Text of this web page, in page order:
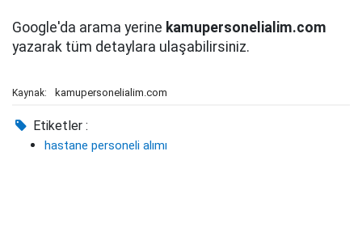
Google'da arama yerine kamupersonelialim.com
yazarak tüm detaylara ulaşabilirsiniz.
Kaynak: kamupersonelialim.com
Etiketler :
hastane personeli alımı